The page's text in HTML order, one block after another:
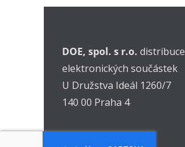
DOE, spol. s r.o. distribuce
elektronických součástek
U Družstva Ideál 1260/7
140 00 Praha 4